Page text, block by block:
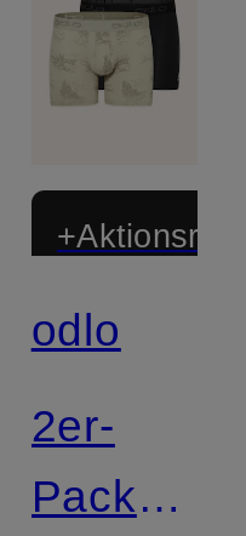
Zertifiziert
odlo
2er-
Pack